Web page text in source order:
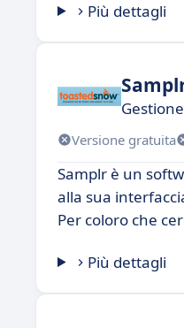
Più dettagli
Versione gratuita
Samplr è un
alla sua
Per coloro che
Più dettagli